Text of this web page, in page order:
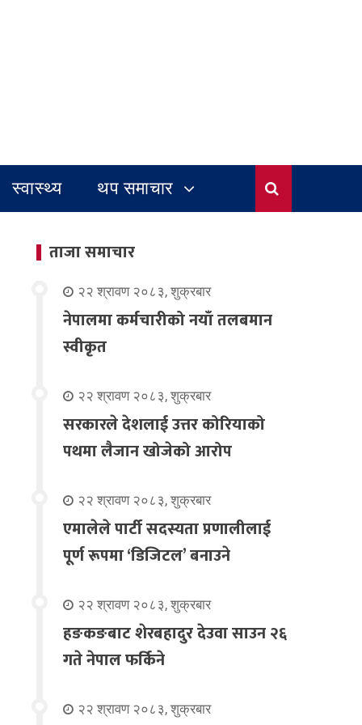
स्वास्थ्य थप समाचार
ताजा समाचार
२२ श्रावण २०८३, शुक्रबार
नेपालमा कर्मचारीको नयाँ तलबमान
स्वीकृत
२२ श्रावण २०८३, शुक्रबार
सरकारले देशलाई उत्तर कोरियाको
पथमा लैजान खोजेको आरोप
२२ श्रावण २०८३, शुक्रबार
एमालेले पार्टी सदस्यता प्रणालीलाई
पूर्ण रूपमा ‘डिजिटल’ बनाउने
२२ श्रावण २०८३, शुक्रबार
हङकङबाट शेरबहादुर देउवा साउन २६
गते नेपाल फर्किने
२२ श्रावण २०८३, शुक्रबार